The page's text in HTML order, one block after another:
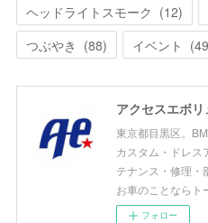
ヘッドライトスモーク (12)
つぶやき (88) イベント (
東京都目黒区。
カスタム・ドレス
テナンス・修理・
お車のことならト
フォロー